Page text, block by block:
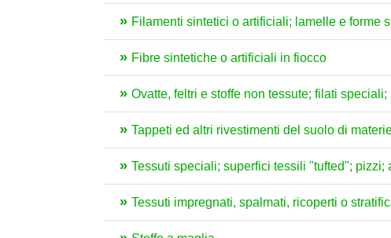
Filamenti sintetici o artificiali; lamelle e forme
Fibre sintetiche o artificiali in fiocco
Ovatte, feltri e stoffe non tessute; filati
Tappeti ed altri rivestimenti del suolo di
Tessuti speciali; superfici tessili "tufted"; pizzi;
Tessuti impregnati, spalmati, ricoperti o